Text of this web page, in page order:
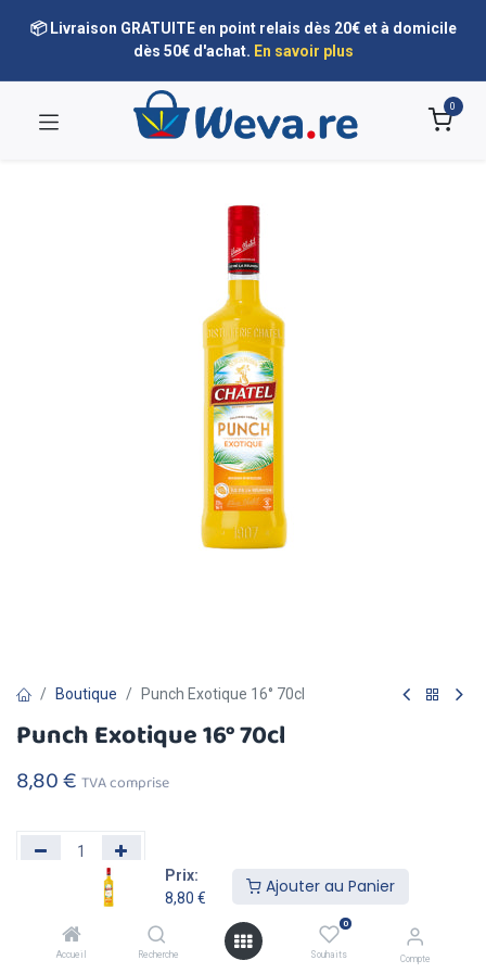
Prix:
8,80 €
Ajouter au Panier
Accueil Recherche
0
Souhaits Compte
📦 Livraison GRATUITE en point relais dès 20€ et à domicile
dès 50€ d'achat. En savoir plus
0
Boutique Punch Exotique 16° 70cl
Punch Exotique 16° 70cl
8,80€ TVA comprise
Ajouter au
Panier
Maintenant